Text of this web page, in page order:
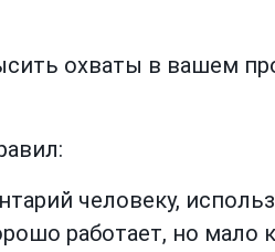
охваты в вашем
человеку,
работает, но мало